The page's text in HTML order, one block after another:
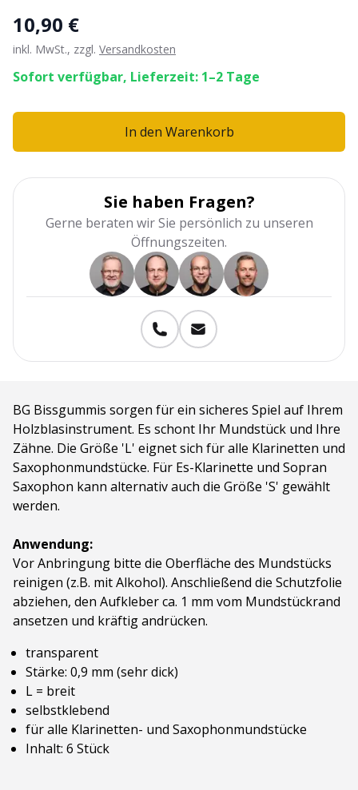
10,90 €
inkl. MwSt., zzgl. Versandkosten
Sofort verfügbar, Lieferzeit: 1–2 Tage
In den Warenkorb
Sie haben Fragen?
Gerne beraten wir Sie persönlich zu unseren
Öffnungszeiten.
BG Bissgummis sorgen für ein sicheres Spiel auf Ihrem
Holzblasinstrument. Es schont Ihr Mundstück und Ihre
Zähne. Die Größe 'L' eignet sich für alle Klarinetten und
Saxophonmundstücke. Für Es-Klarinette und Sopran
Saxophon kann alternativ auch die Größe 'S' gewählt
werden.
Anwendung:
Vor Anbringung bitte die Oberfläche des Mundstücks
reinigen (z.B. mit Alkohol). Anschließend die Schutzfolie
abziehen, den Aufkleber ca. 1 mm vom Mundstückrand
ansetzen und kräftig andrücken.
transparent
Stärke: 0,9 mm (sehr dick)
L = breit
selbstklebend
für alle Klarinetten- und Saxophonmundstücke
Inhalt: 6 Stück